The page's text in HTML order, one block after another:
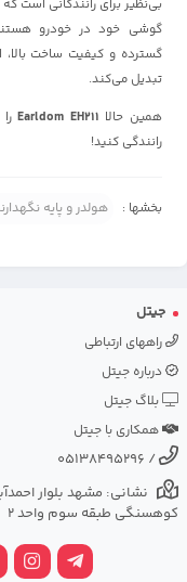
گوشی خود در خودرو
گسترده و کیفیت ساخت بالا،
تبدیل می‌کند.
همین حالا Earldom EH211را
رانندگی کنید!
بخشها : هولدر و پایه
جیتل
راههای ارتباطی
درباره جیتل
بلاگ جیتل
همکاری با جیتل
/
05138495296
کوهسنگی طبقه سوم واحد 2